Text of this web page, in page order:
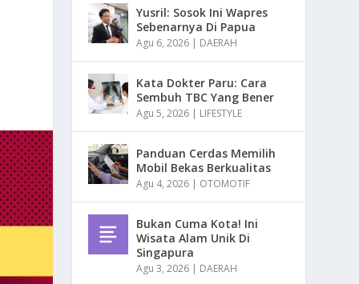
Yusril: Sosok Ini Wapres
Sebenarnya Di Papua
Agu 6, 2026 | DAERAH
Kata Dokter Paru: Cara
Sembuh TBC Yang Bener
Agu 5, 2026 | LIFESTYLE
Panduan Cerdas Memilih
Mobil Bekas Berkualitas
Agu 4, 2026 | OTOMOTIF
Bukan Cuma Kota! Ini
Wisata Alam Unik Di
Singapura
Agu 3, 2026 | DAERAH